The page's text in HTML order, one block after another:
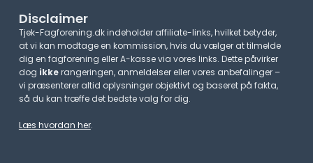
Disclaimer
Tjek-Fagforening.dk indeholder affiliate-links, hvilket betyder,
at vi kan modtage en kommission, hvis du vælger at tilmelde
dig en fagforening eller A-kasse via vores links. Dette påvirker
dog ikkerangeringen, anmeldelser eller vores anbefalinger –
vi præsenterer altid oplysninger objektivt og baseret på fakta,
så du kan træffe det bedste valg for dig.
Læs hvordan her.